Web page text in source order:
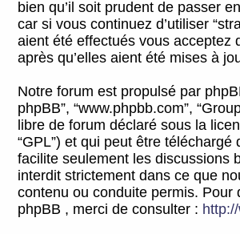
bien qu’il soit prudent de passer
car si vous continuez d’utiliser
aient été effectués vous acceptez
après qu’elles aient été mises à
Notre forum est propulsé par
phpBB”, “www.phpbb.com”,
libre de forum déclaré sous la
“GPL”) et qui peut être téléchargé
facilite seulement les discussions
interdit strictement dans ce que
contenu ou conduite permis.
phpBB , merci de consulter :